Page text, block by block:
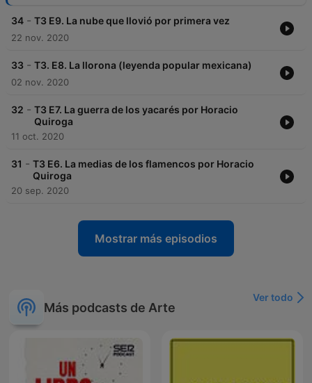
34 - T3 E9. La nube que llovió por primera vez
22 nov. 2020
33 - T3. E8. La llorona (leyenda popular mexicana)
02 nov. 2020
32 - T3 E7. La guerra de los yacarés por Horacio
Quiroga
11 oct. 2020
31 - T3 E6. La medias de los flamencos por Horacio
Quiroga
20 sep. 2020
Mostrar más episodios
Más podcasts de Arte
Ver todo